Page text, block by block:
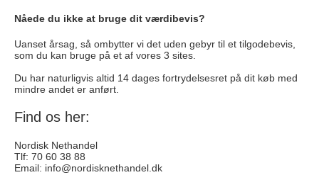
Nåede du ikke at bruge dit værdibevis?
Uanset årsag, så ombytter vi det uden gebyr til et tilgodebevis,
som du kan bruge på et af vores 3 sites.
Du har naturligvis altid 14 dages fortrydelsesret på dit køb med
mindre andet er anført.
Find os her:
Nordisk Nethandel
Tlf: 70 60 38 88
Email: info@nordisknethandel.dk